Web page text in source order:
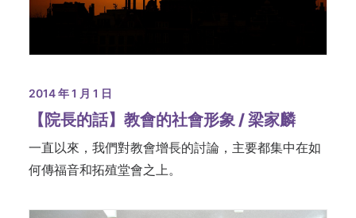
2014 年 1 月 1 日
【院長的話】教會的社會形象 / 梁家麟
一直以來，我們對教會增長的討論，主要都集中在如
何傳福音和拓殖堂會之上。